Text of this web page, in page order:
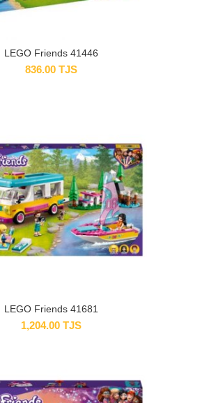
LEGO Friends 41446
836.00 TJS
LEGO Friends 41681
1,204.00 TJS